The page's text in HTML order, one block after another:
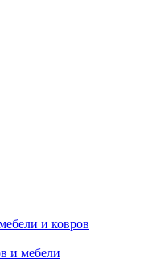
и ковров
и мебели